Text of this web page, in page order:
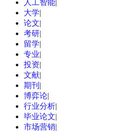
人工智能|
大学|
论文|
考研|
留学|
专业|
投资|
文献|
期刊 |
博弈论|
行业分析|
毕业论文|
市场营销|